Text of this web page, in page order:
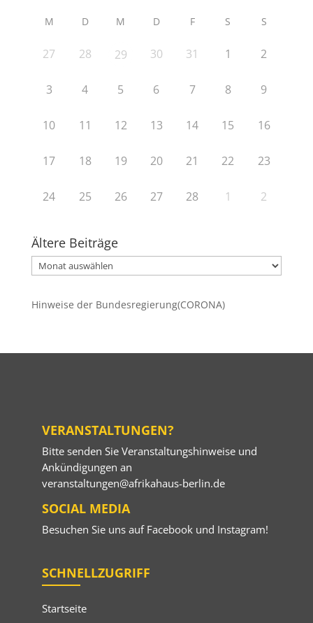
M D M D F S S
27 28 29 30 31 1 2
3 4 5 6 7 8 9
10 11 12 13 14 15 16
17 18 19 20 21 22 23
24 25 26 27 28 1 2
Ältere Beiträge
Ältere
Beiträge
Hinweise der Bundesregierung(CORONA)
VERANSTALTUNGEN?
Bitte senden Sie Veranstaltungshinweise und
Ankündigungen an
veranstaltungen@afrikahaus-berlin.de
SOCIAL MEDIA
Besuchen Sie uns auf Facebookund Instagram!
SCHNELLZUGRIFF
Startseite